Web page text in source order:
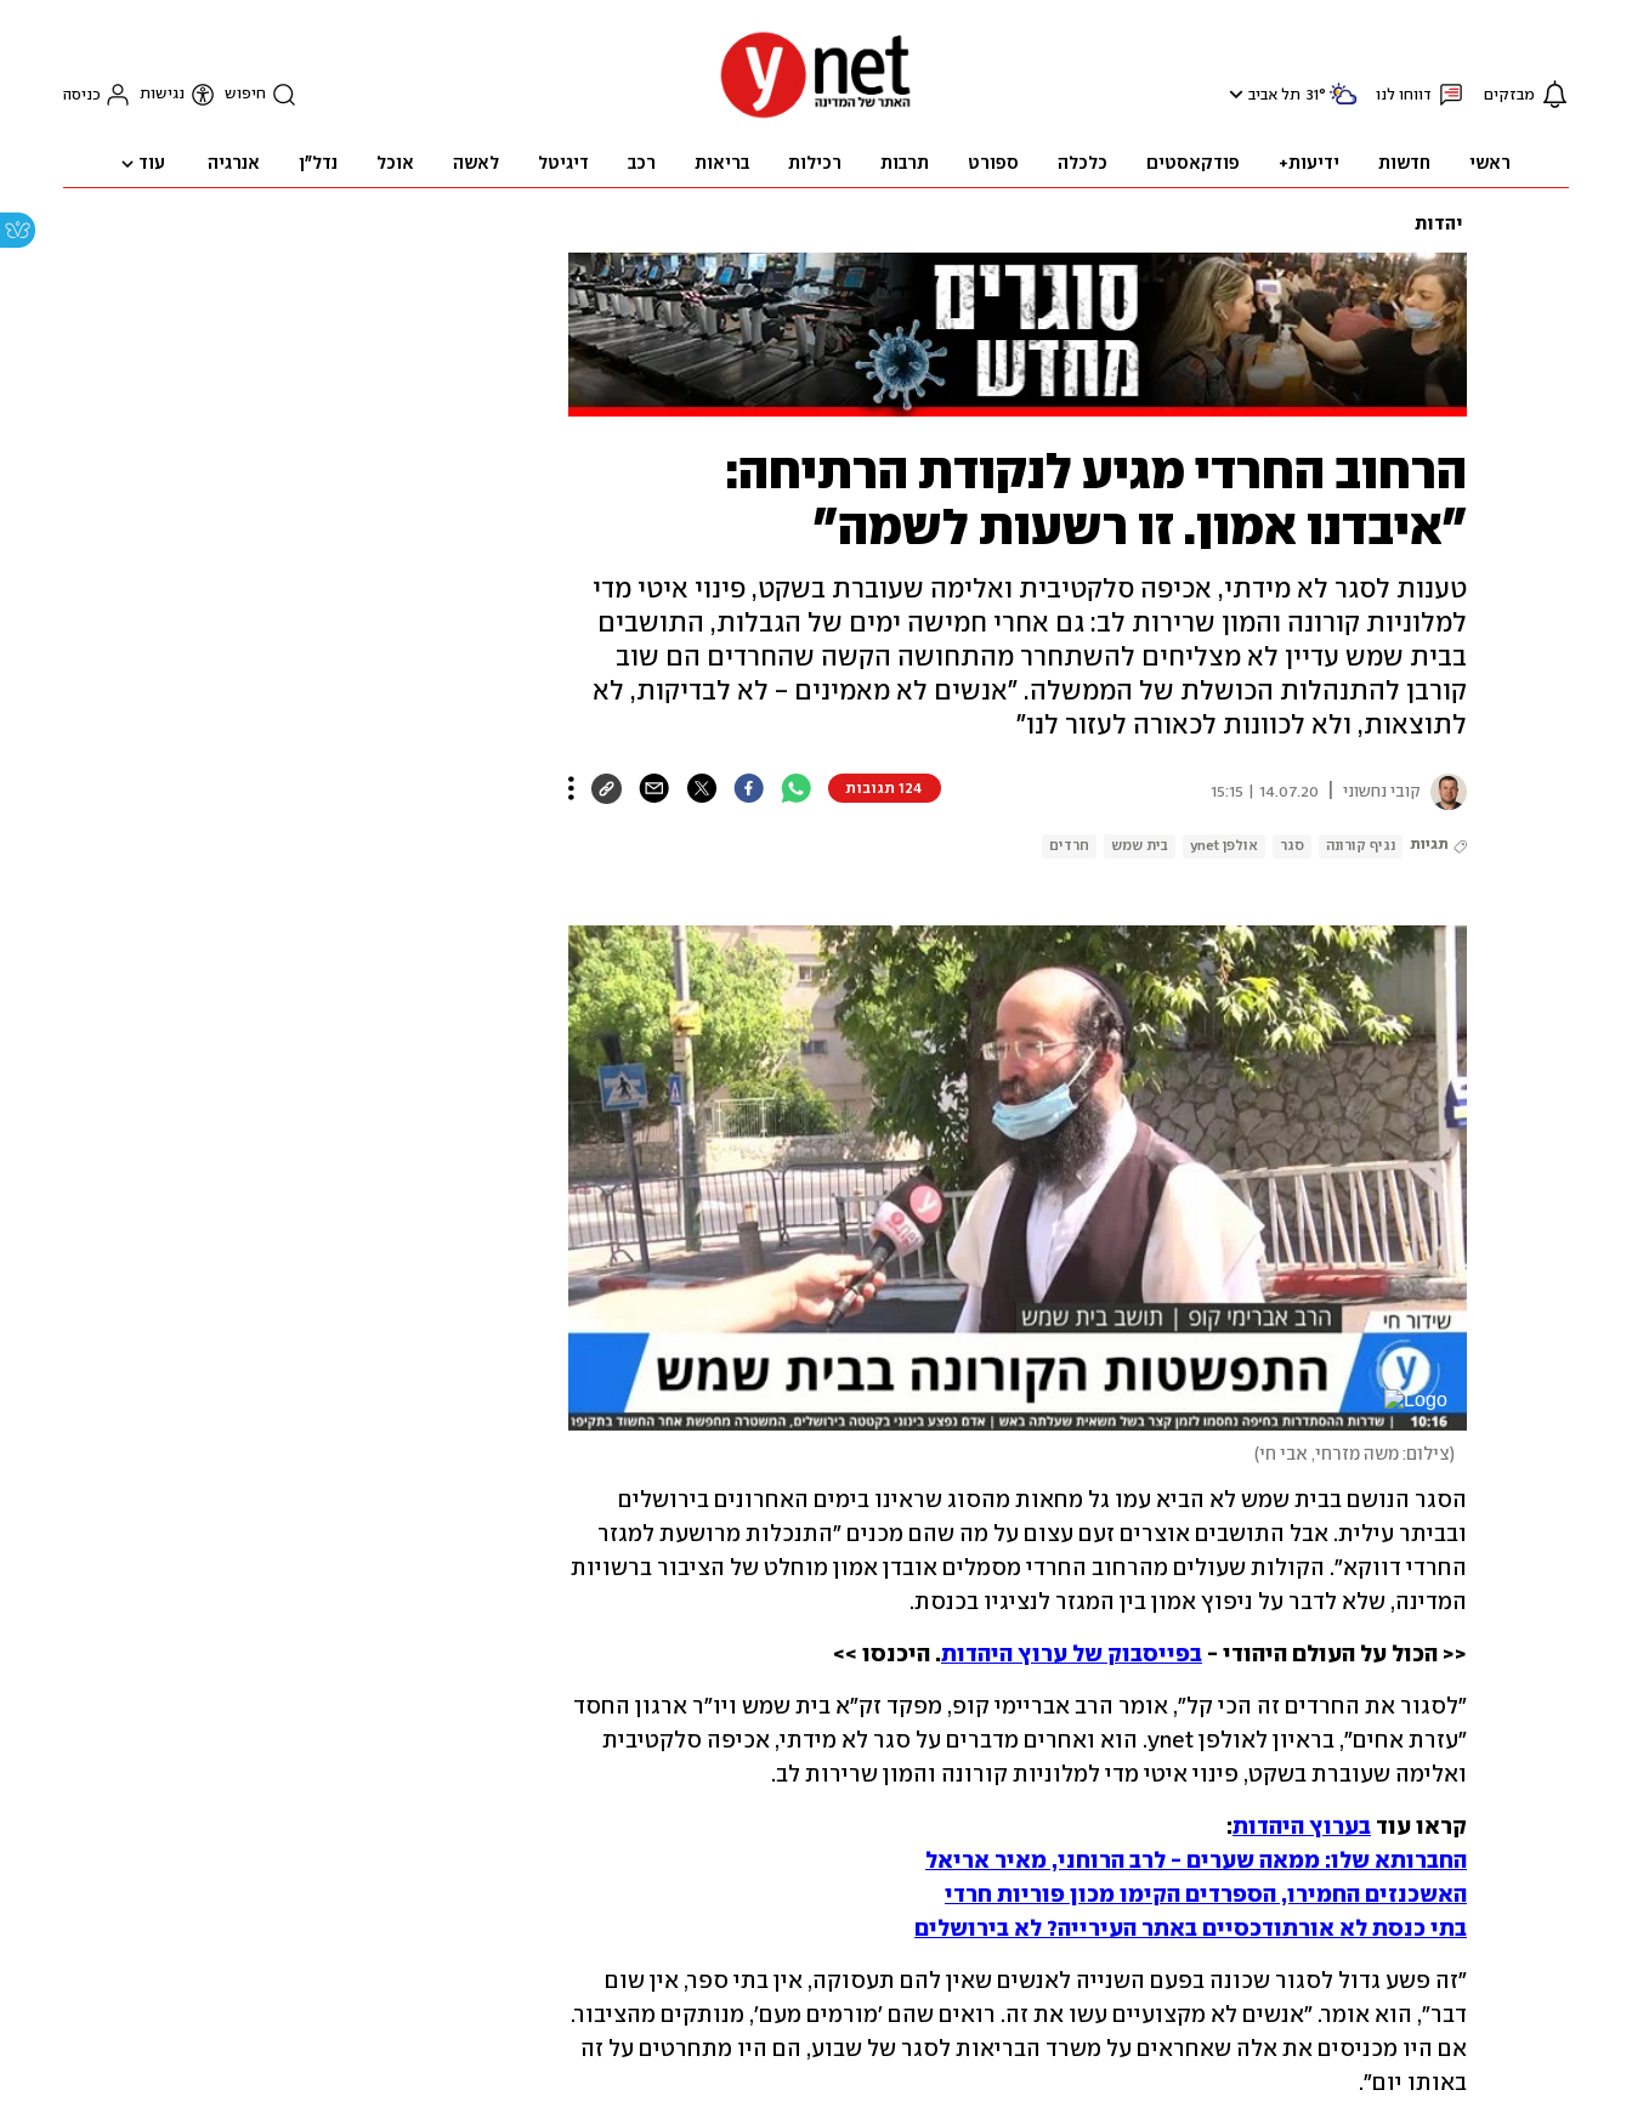
מבזקים דווחו לנו 31° תל אביב חיפוש נגישות כניסה
ראשי חדשות ידיעות+ פודקאסטים כלכלה ספורט תרבות רכילות בריאות רכב דיגיטל לאשה אוכל נדל"ן אנרגיה עוד
יהדות
הרחוב החרדי מגיע לנקודת הרתיחה:
"איבדנו אמון. זו רשעות לשמה"
טענות לסגר לא מידתי, אכיפה סלקטיבית ואלימה שעוברת בשקט, פינוי איטי מדי
למלוניות קורונה והמון שרירות לב: גם אחרי חמישה ימים של הגבלות, התושבים
בבית שמש עדיין לא מצליחים להשתחרר מהתחושה הקשה שהחרדים הם שוב
קורבן להתנהלות הכושלת של הממשלה. "אנשים לא מאמינים - לא לבדיקות, לא
לתוצאות, ולא לכוונות לכאורה לעזור לנו"
קובי נחשוני 14.07.20 | 15:15 124 תגובות
תגיות נגיף קורונה סגר אולפן ynet בית שמש חרדים
(צילום: משה מזרחי, אבי חי)
המדינה, שלא לדבר על ניפוץ אמון בין המגזר לנציגיו בכנסת.
<< הכול על העולם היהודי - בפייסבוק של ערוץ היהדות. היכנסו >>
ואלימה שעוברת בשקט, פינוי איטי מדי למלוניות קורונה והמון שרירות לב.
קראו עוד בערוץ היהדות:
החברותא שלו: ממאה שערים - לרב הרוחני, מאיר אריאל
האשכנזים החמירו, הספרדים הקימו מכון פוריות חרדי
בתי כנסת לא אורתודכסיים באתר העירייה? לא בירושלים
באותו יום".